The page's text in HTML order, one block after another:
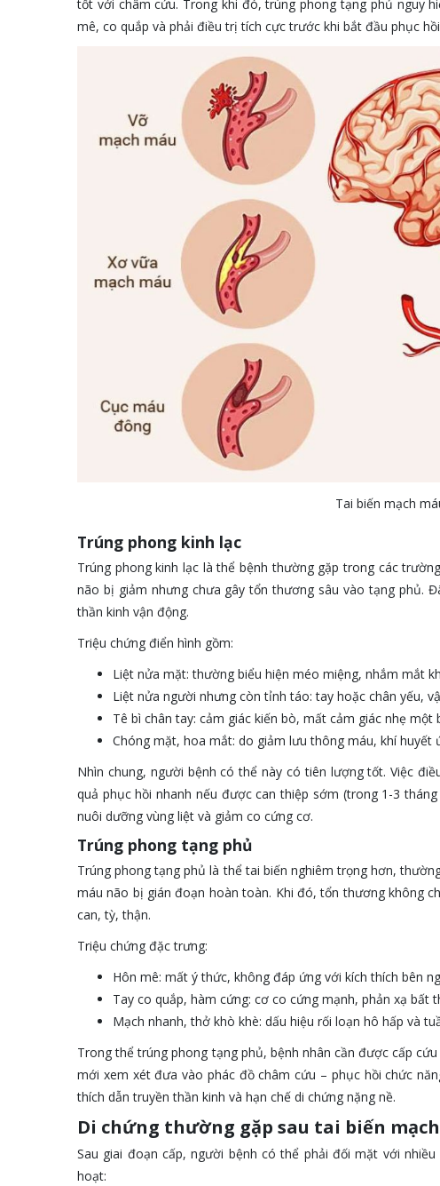
tốt với châm cứu. Trong khi đó, trúng phong tạng phủ nguy
mê, co quắp và phải điều trị tích cực trước khi bắt đầu phục
Tai biến mạch
Trúng phong kinh lạc
Trúng phong kinh lạc là thể bệnh thường gặp trong các
não bị giảm nhưng chưa gây tổn thương sâu vào tạng phủ.
thần kinh vận động.
Triệu chứng điển hình gồm:
Liệt nửa mặt: thường biểu hiện méo miệng, nhắm mắt
Liệt nửa người nhưng còn tỉnh táo: tay hoặc chân yếu,
Tê bì chân tay: cảm giác kiến bò, mất cảm giác nhẹ một
Chóng mặt, hoa mắt: do giảm lưu thông máu, khí huyết
Nhìn chung, người bệnh có thể này có tiên lượng tốt. Việc
quả phục hồi nhanh nếu được can thiệp sớm (trong 1-3
nuôi dưỡng vùng liệt và giảm co cứng cơ.
Trúng phong tạng phủ
Trúng phong tạng phủ là thể tai biến nghiêm trọng hơn,
máu não bị gián đoạn hoàn toàn. Khi đó, tổn thương không
can, tỳ, thận.
Triệu chứng đặc trưng:
Hôn mê: mất ý thức, không đáp ứng với kích thích bên
Tay co quắp, hàm cứng: cơ co cứng mạnh, phản xạ bất
Mạch nhanh, thở khò khè: dấu hiệu rối loạn hô hấp và
Trong thể trúng phong tạng phủ, bệnh nhân cần được cấp
mới xem xét đưa vào phác đồ châm cứu – phục hồi chức
thích dẫn truyền thần kinh và hạn chế di chứng nặng nề.
Di chứng thường gặp sau tai biến
Sau giai đoạn cấp, người bệnh có thể phải đối mặt với
hoạt: